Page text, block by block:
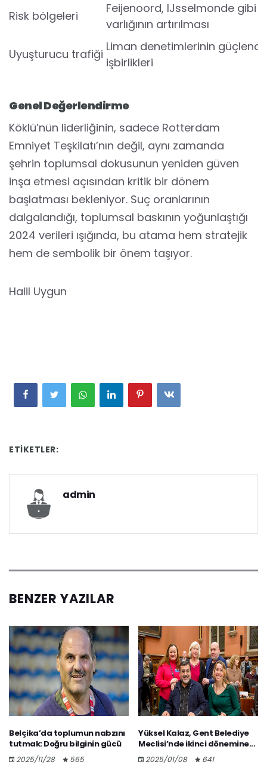
Risk bölgeleri
Feijenoord, IJsselmonde gibi
varlığının artırılması
Uyuşturucu trafiği
Liman denetimlerinin
işbirlikleri
Genel Değerlendirme
Köklü’nün liderliğinin, sadece Rotterdam
Emniyet Teşkilatı’nın değil, aynı zamanda
şehrin toplumsal dokusunun yeniden güven
inşa etmesi açısından kritik bir dönem
başlatması bekleniyor. Suç oranlarının
dalgalandığı, toplumsal baskının yoğunlaştığı
2024 verileri ışığında, bu atama hem stratejik
hem de sembolik bir önem taşıyor.
Halil Uygun
ETIKETLER:
admin
BENZER YAZILAR
Belçika’da toplumun nabzını
tutmak: Doğru bilginin gücü
2025/11/28 565
Yüksel Kalaz, Gent Belediye
Meclisi’nde ikinci dönemine...
2025/01/08 641